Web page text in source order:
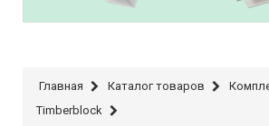
Главная Каталог товаров
Timberblock